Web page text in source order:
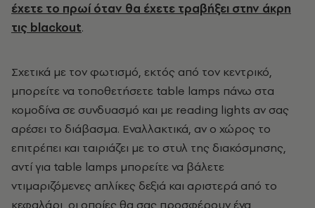
έχετε το πρωί όταν θα έχετε τραβήξει στην άκρη
τις blackout.
Σχετικά με τον φωτισμό, εκτός από τον κεντρικό,
μπορείτε να τοποθετήσετε table lamps πάνω στα
κομοδίνα σε συνδυασμό και με reading lights αν σας
αρέσει το διάβασμα. Εναλλακτικά, αν ο χώρος το
επιτρέπει και ταιριάζει με το στυλ της διακόσμησης,
αντί για table lamps μπορείτε να βάλετε
ντιμαριζόμενες απλίκες δεξιά και αριστερά από το
κεφαλάρι, οι οποίες θα σας προσφέρουν ένα